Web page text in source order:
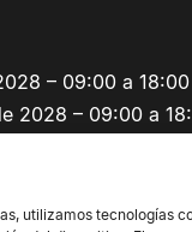
utilizamos tecnologías
– 09:00 a 18:00
2028 – 09:00 a